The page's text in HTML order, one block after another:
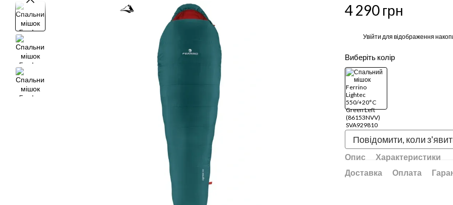
4 290 грн
Увійти для відображення
Виберіть колір
Повідомити, коли
Опис
Характеристики
Доставка
Оплата